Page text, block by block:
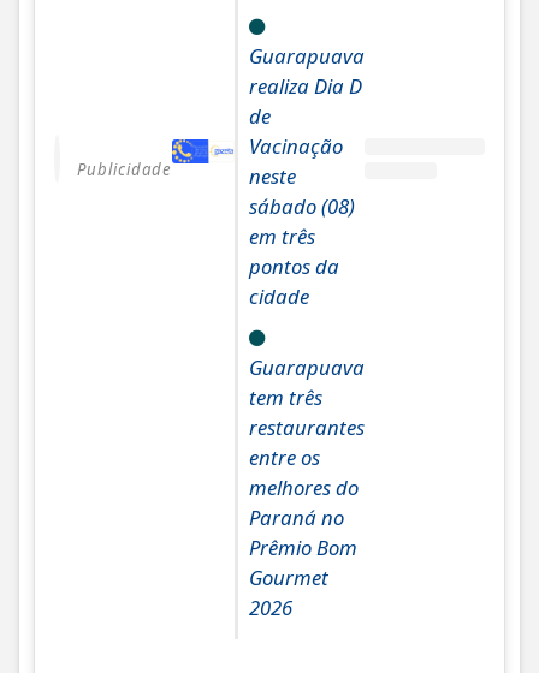
Publicidade
Guarapuava
realiza Dia D
de
Vacinação
neste
sábado (08)
em três
pontos da
cidade
Guarapuava
tem três
restaurantes
entre os
melhores do
Paraná no
Prêmio Bom
Gourmet
2026